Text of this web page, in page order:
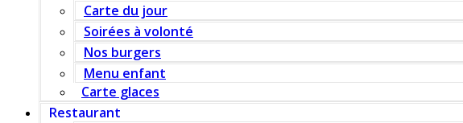
Carte du jour
Soirées à volonté
Nos burgers
Menu enfant
Carte glaces
Restaurant